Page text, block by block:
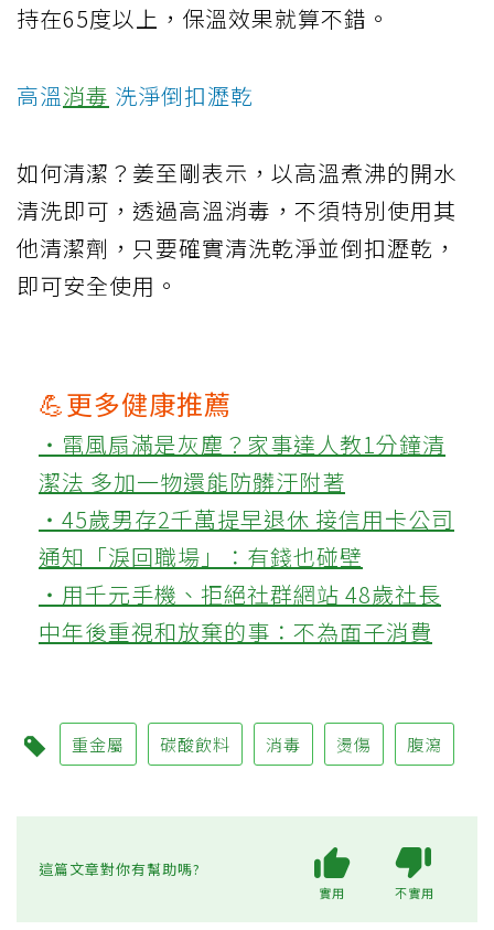
持在65度以上，保溫效果就算不錯。
高溫消毒 洗淨倒扣瀝乾
如何清潔？姜至剛表示，以高溫煮沸的開水
清洗即可，透過高溫消毒，不須特別使用其
他清潔劑，只要確實清洗乾淨並倒扣瀝乾，
即可安全使用。
💪更多健康推薦
‧電風扇滿是灰塵？家事達人教1分鐘清
潔法 多加一物還能防髒汙附著
‧45歲男存2千萬提早退休 接信用卡公司
通知「淚回職場」：有錢也碰壁
‧用千元手機、拒絕社群網站 48歲社長
中年後重視和放棄的事：不為面子消費
重金屬 碳酸飲料 消毒 燙傷 腹瀉
這篇文章對你有幫助嗎?
實用 不實用